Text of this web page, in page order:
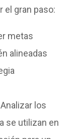
el gran paso:
metas
alineadas
los
se utilizan en